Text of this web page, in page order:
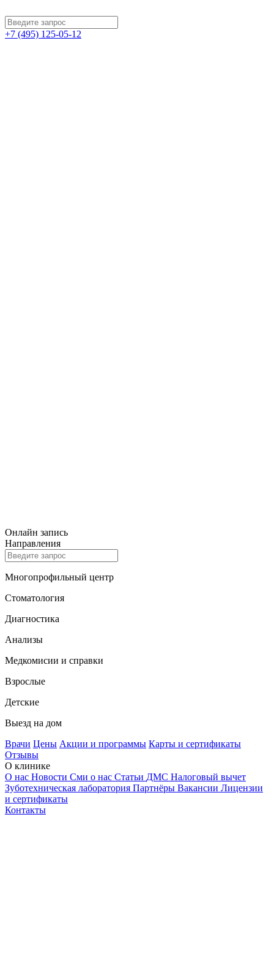
+7 (495) 125-05-12
Онлайн запись
Направления
Многопрофильный центр
Стоматология
Диагностика
Анализы
Медкомисии и справки
Взрослые
Детские
Выезд на дом
Врачи Цены Акции и программы Карты и сертификаты
Отзывы
О клинике
О нас Новости Сми о нас Статьи ДМС Налоговый вычет
Зуботехническая лаборатория Партнёры Вакансии Лицензии
и сертификаты
Контакты